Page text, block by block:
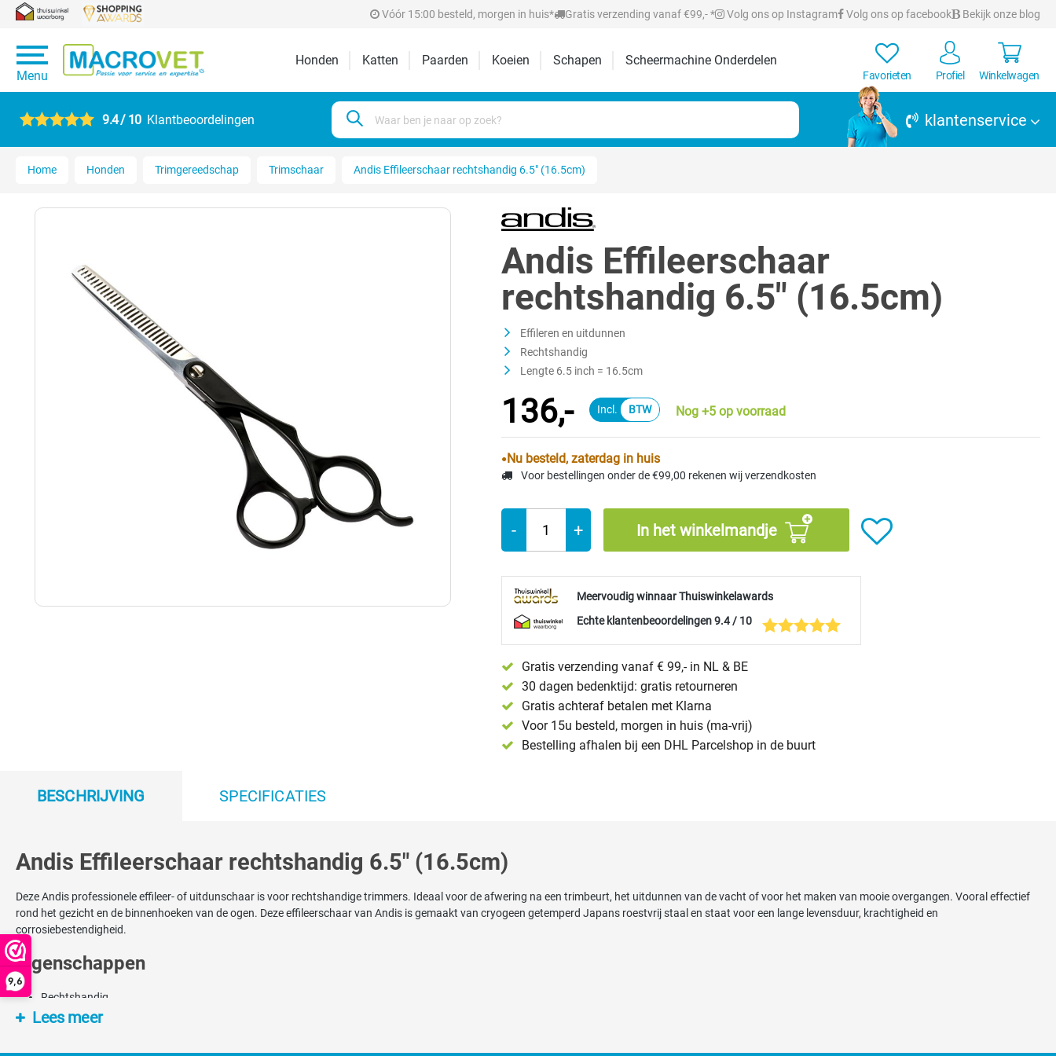
9,6
Vóór 15:00 besteld, morgen in huis* Gratis verzending vanaf €99,- * Volg ons op Instagram Volg ons op facebook Bekijk onze blog
Menu
Honden Katten Paarden Koeien Schapen Scheermachine Onderdelen
Favorieten Profiel Winkelwagen
9.4 / 10 Klantbeoordelingen klantenservice
Home Honden Trimgereedschap Trimschaar Andis Effileerschaar rechtshandig 6.5" (16.5cm)
Andis Effileerschaar
rechtshandig 6.5" (16.5cm)
Effileren en uitdunnen
Rechtshandig
Lengte 6.5 inch = 16.5cm
136,- Nog +5 op voorraad
Nu besteld, zaterdag in huis
Voor bestellingen onder de €99,00 rekenen wij verzendkosten
- + In het winkelmandje
Meervoudig winnaar Thuiswinkelawards
Echte klantenbeoordelingen 9.4 / 10
Gratis verzending vanaf € 99,- in NL & BE
30 dagen bedenktijd: gratis retourneren
Gratis achteraf betalen met Klarna
Voor 15u besteld, morgen in huis (ma-vrij)
Bestelling afhalen bij een DHL Parcelshop in de buurt
BESCHRIJVING SPECIFICATIES
Andis Effileerschaar rechtshandig 6.5" (16.5cm)
Deze Andis professionele effileer- of uitdunschaar is voor rechtshandige trimmers. Ideaal voor de afwering na een trimbeurt, het uitdunnen van de vacht of voor het maken van mooie overgangen. Vooral effectief
rond het gezicht en de binnenhoeken van de ogen. Deze effileerschaar van Andis is gemaakt van cryogeen getemperd Japans roestvrij staal en staat voor een lange levensduur, krachtigheid en
corrosiebestendigheid.
Eigenschappen
Rechtshandig
Effileren / uitdunnen
Lees meer